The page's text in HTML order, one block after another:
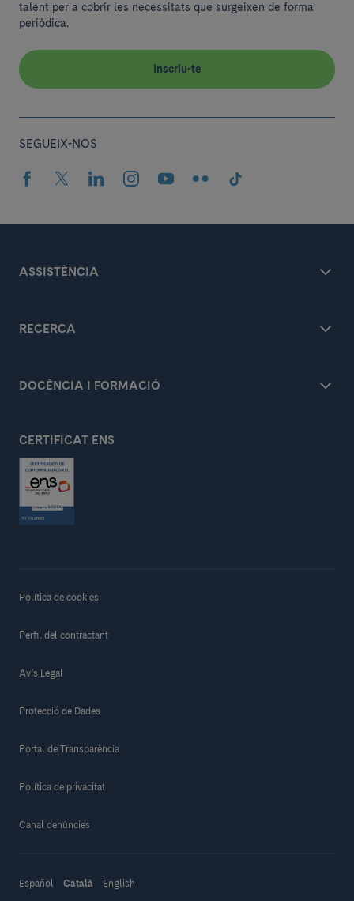
talent per a cobrir les necessitats que surgeixen de forma
periòdica.
Inscriu-te
SEGUEIX-NOS
ASSISTÈNCIA
RECERCA
DOCÈNCIA I FORMACIÓ
CERTIFICAT ENS
Política de cookies
Perfil del contractant
Avís Legal
Protecció de Dades
Portal de Transparència
Política de privacitat
Canal denúncies
Español Català English